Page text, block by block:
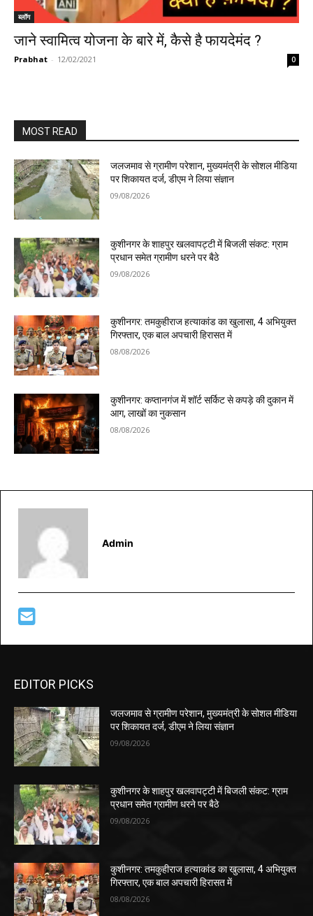
ब्लॉग
जाने स्वामित्व योजना के बारे में, कैसे है फायदेमंद ?
Prabhat - 12/02/2021 0
MOST READ
जलजमाव से ग्रामीण परेशान, मुख्यमंत्री के सोशल मीडिया
पर शिकायत दर्ज, डीएम ने लिया संज्ञान
09/08/2026
कुशीनगर के शाहपुर खलवापट्टी में बिजली संकट: ग्राम
प्रधान समेत ग्रामीण धरने पर बैठे
09/08/2026
कुशीनगर: तमकुहीराज हत्याकांड का खुलासा, 4 अभियुक्त
गिरफ्तार, एक बाल अपचारी हिरासत में
08/08/2026
कुशीनगर: कप्तानगंज में शॉर्ट सर्किट से कपड़े की दुकान में
आग, लाखों का नुकसान
08/08/2026
Admin
EDITOR PICKS
जलजमाव से ग्रामीण परेशान, मुख्यमंत्री के सोशल मीडिया
पर शिकायत दर्ज, डीएम ने लिया संज्ञान
09/08/2026
कुशीनगर के शाहपुर खलवापट्टी में बिजली संकट: ग्राम
प्रधान समेत ग्रामीण धरने पर बैठे
09/08/2026
कुशीनगर: तमकुहीराज हत्याकांड का खुलासा, 4 अभियुक्त
गिरफ्तार, एक बाल अपचारी हिरासत में
08/08/2026